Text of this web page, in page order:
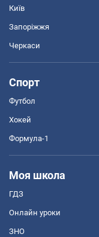
Київ
Запоріжжя
Черкаси
Спорт
Футбол
Хокей
Формула-1
Моя школа
ГДЗ
Онлайн уроки
ЗНО